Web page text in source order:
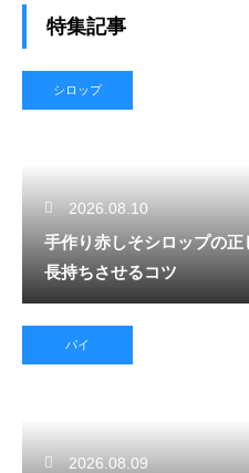
特集記事
シロップ
2026.08.10
手作り赤しそシロップの
長持ちさせるコツ
パイ
2026.08.09